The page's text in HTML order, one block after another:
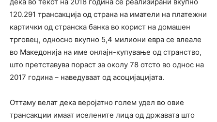
120.291 трансакција од страна на иматели на платежни
картички од странска банка во корист на домашен
трговец, односно вкупно 5,4 милиони евра се влеале
во Македонија на име онлајн-купување од странство,
што претставува пораст за околу 78 отсто во однос на
2017 година – наведуваат од асоцијацијата.
Оттаму велат дека веројатно голем удел во овие
трансакции имаат иселените лица од државата што